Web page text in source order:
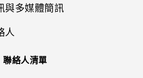
會鎖住？
與資料夾？
如何在手機與電腦之間複製檔
麼做才能從手機備份這些資料？
相片看起來模糊不清嗎？以下有
我說「嘿，Google」時，
應？
為何手機上的應用程式會當機並
為何手機會自動關機？
麼辦？
我可以在手機上切換到另一個
NFC 付款應用程式嗎？該怎麼
做？
如何將手機的網際網路連線分享
與其他
我能將 Micro SIM 卡剪小為
內嗎？
觸控手勢
查看系統軟體版本
檢查系統軟體更新
將應用程式整理至資料夾
新增或移除主畫面面板
選擇拍攝模式
對焦和縮放
拍攝相片
在相片上新增浮水印
慢動作錄影
錄製縮時影片
應用程式捷徑
切換最近使用的應用程式
同時使用兩個應用程式
應用程式
使用時鐘
查看氣象
電話應用程式的功能
撥打電話
回撥未接來電
與多媒體簡訊
關於訊息應用程式
傳送簡訊 (SMS)
人
聯絡人清單